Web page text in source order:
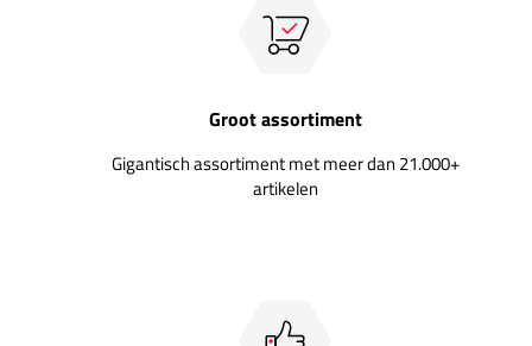
Groot assortiment
Gigantisch assortiment met meer dan 21.000+
artikelen